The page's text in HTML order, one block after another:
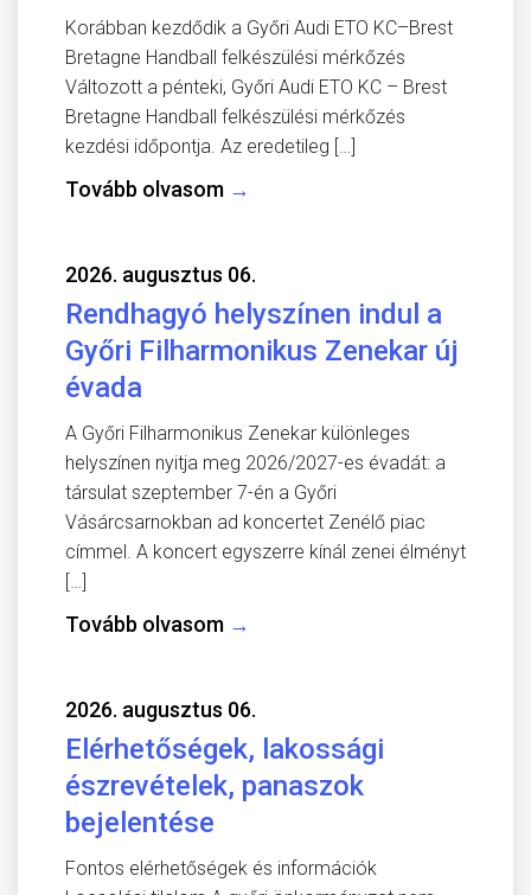
Korábban kezdődik a Győri Audi ETO KC–Brest
Bretagne Handball felkészülési mérkőzés
Változott a pénteki, Győri Audi ETO KC – Brest
Bretagne Handball felkészülési mérkőzés
kezdési időpontja. Az eredetileg […]
Tovább olvasom →
2026. augusztus 06.
Rendhagyó helyszínen indul a
Győri Filharmonikus Zenekar új
évada
A Győri Filharmonikus Zenekar különleges
helyszínen nyitja meg 2026/2027-es évadát: a
társulat szeptember 7-én a Győri
Vásárcsarnokban ad koncertet Zenélő piac
címmel. A koncert egyszerre kínál zenei élményt
[…]
Tovább olvasom →
2026. augusztus 06.
Elérhetőségek, lakossági
észrevételek, panaszok
bejelentése
Fontos elérhetőségek és információk